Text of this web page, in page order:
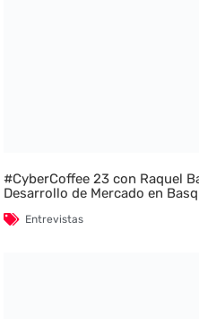
#CyberCoffee 23 con Raquel
Desarrollo de Mercado en
Entrevistas